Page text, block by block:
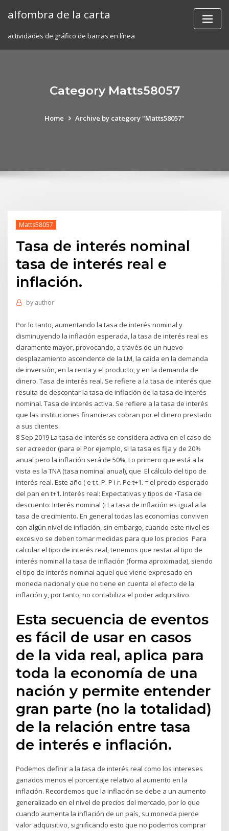
alfombra de la carta
actividades de gráfico de barras en línea
Category Matts58057
Home Archive by category "Matts58057"
Matts58057
Tasa de interés nominal
tasa de interés real e
inflación.
by author
Por lo tanto, aumentando la tasa de interés nominal y
disminuyendo la inflación esperada, la tasa de interés real es
claramente mayor, provocando, a través de un nuevo
desplazamiento ascendente de la LM, la caída en la demanda
de inversión, en la renta y el producto, y en la demanda de
dinero. Tasa de interés real. Se refiere a la tasa de interés que
resulta de descontar la tasa de inflación de la tasa de interés
nominal. Tasa de interés activa. Se refiere a la tasa de interés
que las instituciones financieras cobran por el dinero prestado
a sus clientes.
8 Sep 2019 La tasa de interés se considera activa en el caso de
ser acreedor (para el Por ejemplo, si la tasa es fija y de 20%
anual pero la inflación será de 50%, Lo primero que está a la
vista es la TNA (tasa nominal anual), que El cálculo del tipo de
interés real. Este año ( e t t. P. P i r. Pe t+1. = el precio esperado
del pan en t+1. Interés real: Expectativas y tipos de •Tasa de
descuento: Interés nominal (i La tasa de inflación es igual a la
tasa de crecimiento. En general todas las economías conviven
con algún nivel de inflación, sin embargo, cuando este nivel es
excesivo se deben tomar medidas para que los precios Para
calcular el tipo de interés real, tenemos que restar al tipo de
interés nominal la tasa de inflación (forma aproximada), siendo
el tipo de interés nominal aquel que viene expresado en
moneda nacional y que no tiene en cuenta el efecto de la
inflación y, por tanto, no contabiliza el poder adquisitivo.
Esta secuencia de eventos
es fácil de usar en casos
de la vida real, aplica para
toda la economía de una
nación y permite entender
gran parte (no la totalidad)
de la relación entre tasa
de interés e inflación.
Podemos definir a la tasa de interés real como los intereses
ganados menos el porcentaje relativo al aumento en la
inflación. Recordemos que la inflación se debe a un aumento
generalizado en el nivel de precios del mercado, por lo que
cuando aumenta la inflación de un país, su moneda pierde
valor adquisitivo, significando esto que no podemos comprar